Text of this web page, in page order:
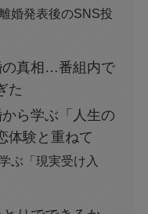
婚発表後のSNS投
の真相…番組内で
た
ら学ぶ「人生の
体験と重ねて
ぶ「現実受け入